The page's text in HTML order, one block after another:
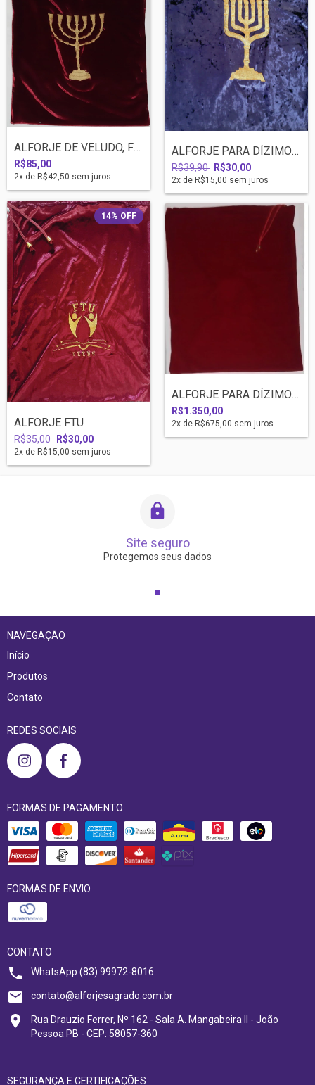
ALFORJE DE VELUDO, FORADO, ZIPER E IHLÓS
R$85,00
2x de R$42,50 sem juros
ALFORJE PARA DÍZIMO E OFERTA - CANDELABR...
R$39,90 R$30,00
2x de R$15,00 sem juros
14% OFF
ALFORJE FTU
R$35,00 R$30,00
2x de R$15,00 sem juros
ALFORJE PARA DÍZIMO E OFERTA LISO (KITS...
R$1.350,00
2x de R$675,00 sem juros
Site seguro
Protegemos seus dados
NAVEGAÇÃO
Início
Produtos
Contato
REDES SOCIAIS
FORMAS DE PAGAMENTO
FORMAS DE ENVIO
CONTATO
WhatsApp (83) 99972-8016
contato@alforjesagrado.com.br
Rua Drauzio Ferrer, Nº 162 - Sala A. Mangabeira II - João
Pessoa PB - CEP: 58057-360
SEGURANÇA E CERTIFICAÇÕES